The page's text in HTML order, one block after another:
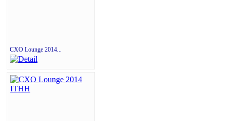
CXO Lounge 2014...